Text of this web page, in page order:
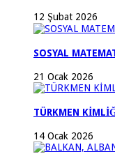
12 Şubat 2026
SOSYAL
21 Ocak 2026
TÜRKMEN
14 Ocak 2026